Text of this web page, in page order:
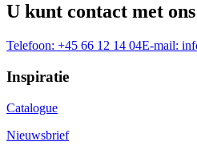
U kunt contact met
Telefoon: +45 66 12 14 04E-mail:
Inspiratie
Catalogue
Nieuwsbrief